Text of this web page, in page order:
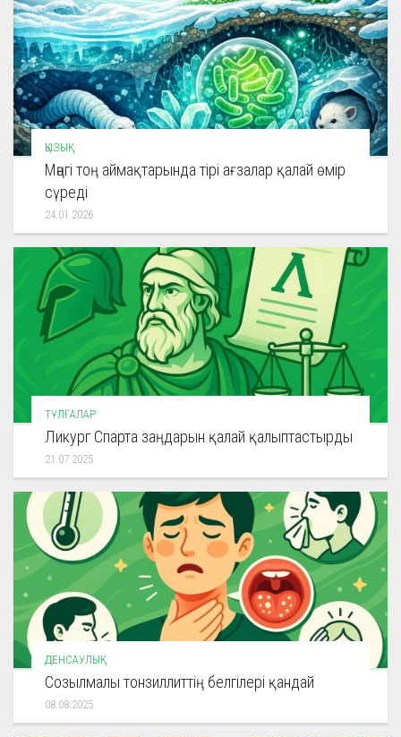
ҚЫЗЫҚ
Мәңгі тоң аймақтарында тірі ағзалар қалай өмір
сүреді
24.01.2026
ТҰЛҒАЛАР
Ликург Спарта заңдарын қалай қалыптастырды
21.07.2025
ДЕНСАУЛЫҚ
Созылмалы тонзиллиттің белгілері қандай
08.08.2025